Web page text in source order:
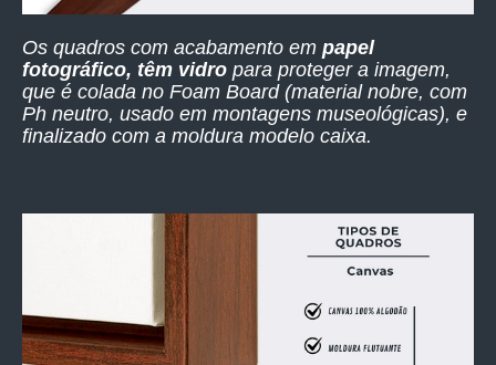
Os quadros com acabamento em papel
fotográfico, têm vidro para proteger a imagem,
que é colada no Foam Board (material nobre, com
Ph neutro, usado em montagens museológicas), e
finalizado com a moldura modelo caixa.